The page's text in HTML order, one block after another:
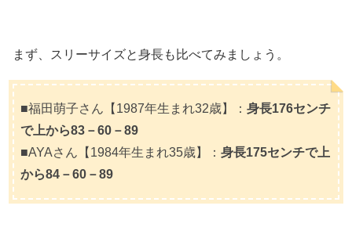
まず、スリーサイズと身長も比べてみましょう。
■福田萌子さん【1987年生まれ32歳】： 身長176センチ
で上から83－60－89
■AYAさん【1984年生まれ35歳】： 身長175センチで上
から84－60－89